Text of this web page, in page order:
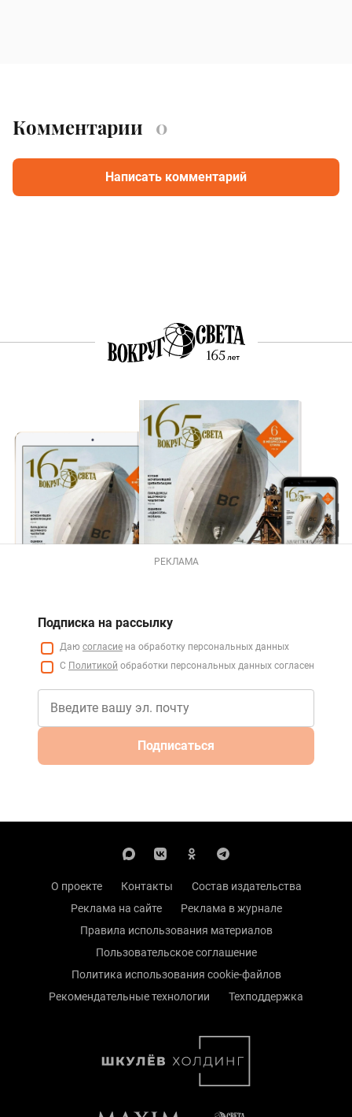
Комментарии 0
Написать комментарий
РЕКЛАМА
Подписка на рассылку
Даю согласие на обработку персональных данных
С Политикой обработки персональных данных согласен
Подписаться
О проекте Контакты
Состав издательства
Реклама на сайте
Реклама в журнале
Правила использования материалов
Пользовательское соглашение
Политика использования cookie-файлов
Рекомендательные технологии
Техподдержка